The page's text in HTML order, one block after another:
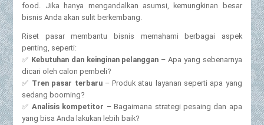
food. Jika hanya mengandalkan asumsi, kemungkinan besar
bisnis Anda akan sulit berkembang.
Riset pasar membantu bisnis memahami berbagai aspek
penting, seperti:
✅ Kebutuhan dan keinginan pelanggan – Apa yang sebenarnya
dicari oleh calon pembeli?
✅ Tren pasar terbaru– Produk atau layanan seperti apa yang
sedang booming?
✅ Analisis kompetitor – Bagaimana strategi pesaing dan apa
yang bisa Anda lakukan lebih baik?